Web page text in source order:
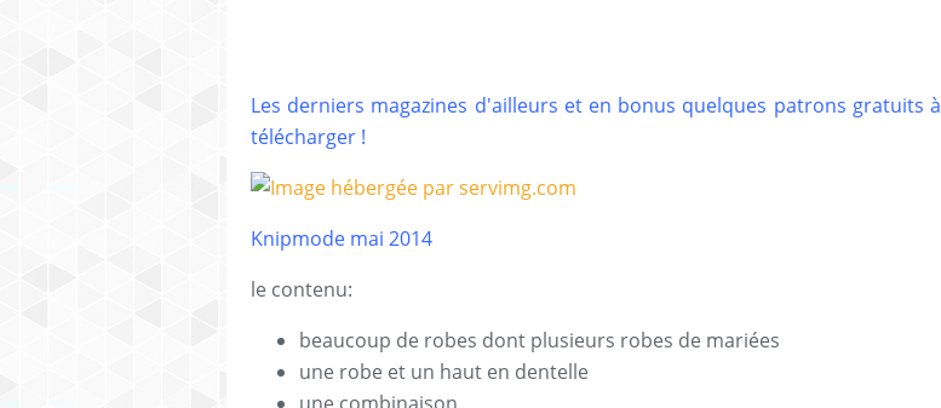
Les derniers magazines d'ailleurs et en bonus quelques patrons gratuits à
télécharger !
Knipmode mai 2014
le contenu:
beaucoup de robes dont plusieurs robes de mariées
une robe et un haut en dentelle